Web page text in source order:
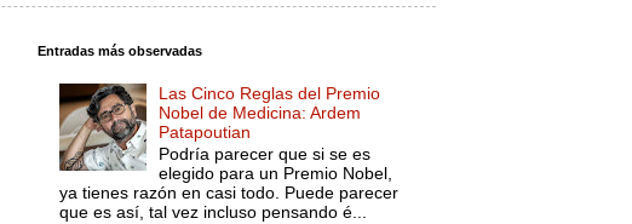
Entradas más observadas
Las Cinco Reglas del Premio
Nobel de Medicina: Ardem
Patapoutian
Podría parecer que si se es
elegido para un Premio Nobel,
ya tienes razón en casi todo. Puede parecer
que es así, tal vez incluso pensando é...